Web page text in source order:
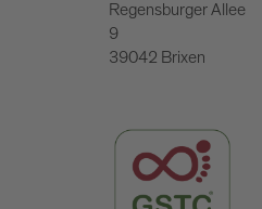
Regensburger Allee
9
39042 Brixen